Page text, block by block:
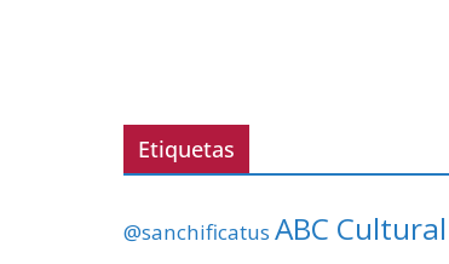
Etiquetas
@sanchificatus ABC Cultural